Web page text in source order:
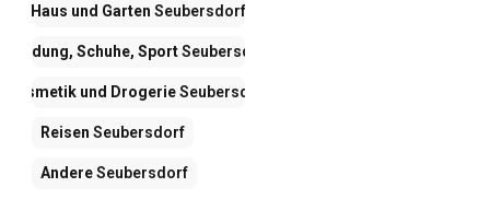
Haus und Garten Seubersdorf
Kleidung, Schuhe, SportSeubersdorf
Kosmetik und DrogerieSeubersdorf
Reisen Seubersdorf
AndereSeubersdorf